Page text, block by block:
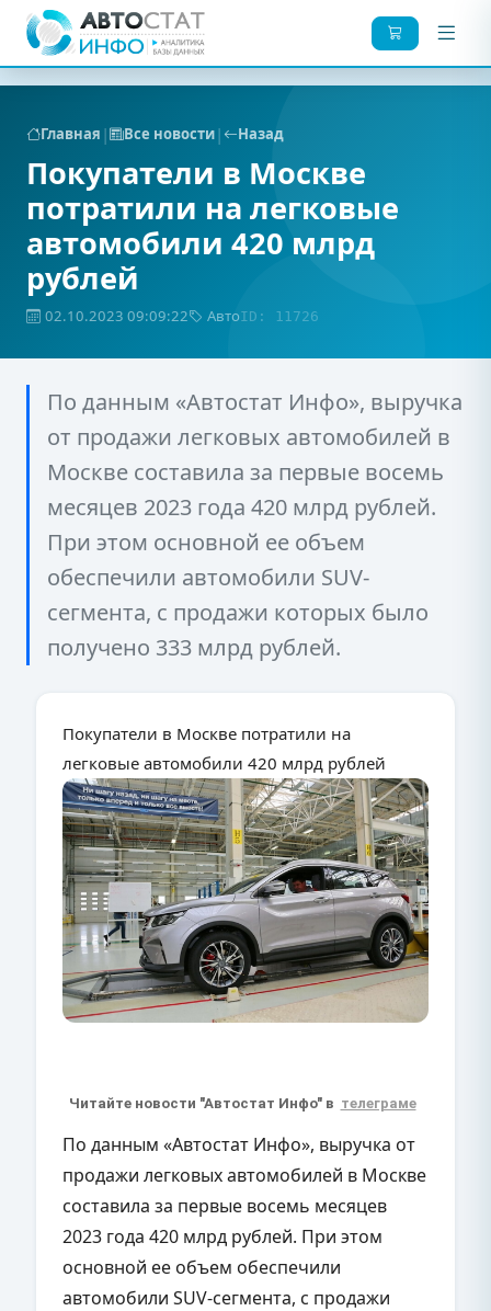
Главная | Все новости| Назад
Покупатели в Москве
потратили на легковые
автомобили 420 млрд
рублей
02.10.2023 09:09:22 АвтоID: 11726
По данным «Автостат Инфо», выручка
от продажи легковых автомобилей в
Москве составила за первые восемь
месяцев 2023 года 420 млрд рублей.
При этом основной ее объем
обеспечили автомобили SUV-
сегмента, с продажи которых было
получено 333 млрд рублей.
Покупатели в Москве потратили на
легковые автомобили 420 млрд рублей
Читайте новости "Автостат Инфо" в телеграме
По данным «Автостат Инфо», выручка от
продажи легковых автомобилей в Москве
составила за первые восемь месяцев
2023 года 420 млрд рублей. При этом
основной ее объем обеспечили
автомобили SUV-сегмента, с продажи